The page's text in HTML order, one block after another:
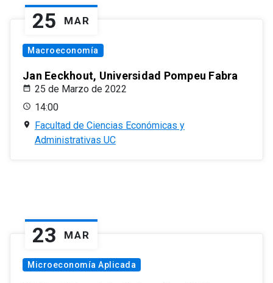
25 MAR
Macroeconomía
Jan Eeckhout, Universidad Pompeu Fabra
25 de Marzo de 2022
14:00
Facultad de Ciencias Económicas y
Administrativas UC
23 MAR
Microeconomía Aplicada